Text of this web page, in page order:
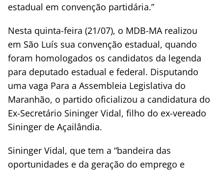
estadual em convenção partidária.”
Nesta quinta-feira (21/07), o MDB-MA realizou
em São Luís sua convenção estadual, quando
foram homologados os candidatos da legenda
para deputado estadual e federal. Disputando
uma vaga Para a Assembleia Legislativa do
Maranhão, o partido oficializou a candidatura do
Ex-Secretário Sininger Vidal, filho do ex-vereado
Sininger de Açailândia.
Sininger Vidal, que tem a “bandeira das
oportunidades e da geração do emprego e